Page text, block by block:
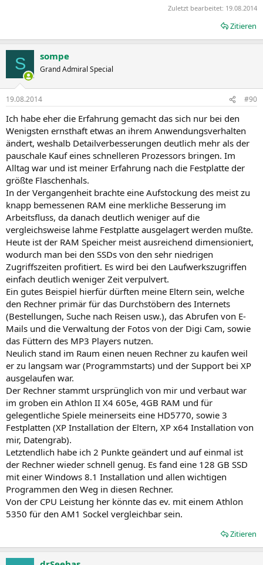
Zuletzt bearbeitet: 19.08.2014
Zitieren
S sompe
Grand Admiral Special
19.08.2014 #90
Ich habe eher die Erfahrung gemacht das sich nur bei den
Wenigsten ernsthaft etwas an ihrem Anwendungsverhalten
ändert, weshalb Detailverbesserungen deutlich mehr als der
pauschale Kauf eines schnelleren Prozessors bringen. Im
Alltag war und ist meiner Erfahrung nach die Festplatte der
größte Flaschenhals.
In der Vergangenheit brachte eine Aufstockung des meist zu
knapp bemessenen RAM eine merkliche Besserung im
Arbeitsfluss, da danach deutlich weniger auf die
vergleichsweise lahme Festplatte ausgelagert werden mußte.
Heute ist der RAM Speicher meist ausreichend dimensioniert,
wodurch man bei den SSDs von den sehr niedrigen
Zugriffszeiten profitiert. Es wird bei den Laufwerkszugriffen
einfach deutlich weniger Zeit verpulvert.
Ein gutes Beispiel hierfür dürften meine Eltern sein, welche
den Rechner primär für das Durchstöbern des Internets
(Bestellungen, Suche nach Reisen usw.), das Abrufen von E-
Mails und die Verwaltung der Fotos von der Digi Cam, sowie
das Füttern des MP3 Players nutzen.
Neulich stand im Raum einen neuen Rechner zu kaufen weil
er zu langsam war (Programmstarts) und der Support bei XP
ausgelaufen war.
Der Rechner stammt ursprünglich von mir und verbaut war
im groben ein Athlon II X4 605e, 4GB RAM und für
gelegentliche Spiele meinerseits eine HD5770, sowie 3
Festplatten (XP Installation der Eltern, XP x64 Installation von
mir, Datengrab).
Letztendlich habe ich 2 Punkte geändert und auf einmal ist
der Rechner wieder schnell genug. Es fand eine 128 GB SSD
mit einer Windows 8.1 Installation und allen wichtigen
Programmen den Weg in diesen Rechner.
Von der CPU Leistung her könnte das ev. mit einem Athlon
5350 für den AM1 Sockel vergleichbar sein.
Zitieren